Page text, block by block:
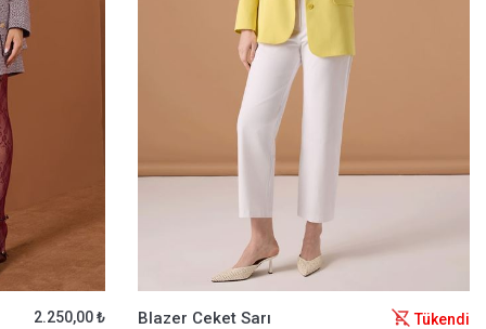
2.250,00 ₺ Blazer Ceket Sarı Tükendi